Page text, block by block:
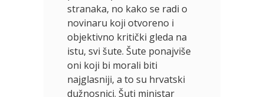
stranaka, no kako se radi o
novinaru koji otvoreno i
objektivno kritički gleda na
istu, svi šute. Šute ponajviše
oni koji bi morali biti
najglasniji, a to su hrvatski
dužnosnici. Šuti ministar